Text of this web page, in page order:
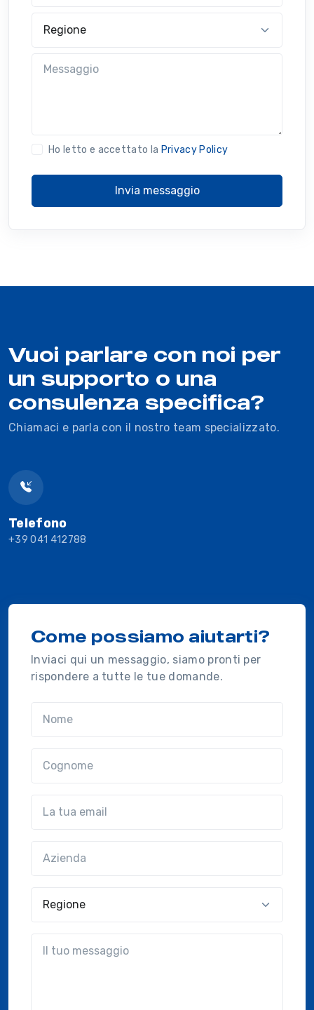
Ho letto e accettato la Privacy Policy
Invia messaggio
Vuoi parlare con noi per
un supporto o una
consulenza specifica?
Chiamaci e parla con il nostro team specializzato.
Telefono
+39 041 412788
Come possiamo aiutarti?
Inviaci qui un messaggio, siamo pronti per
rispondere a tutte le tue domande.